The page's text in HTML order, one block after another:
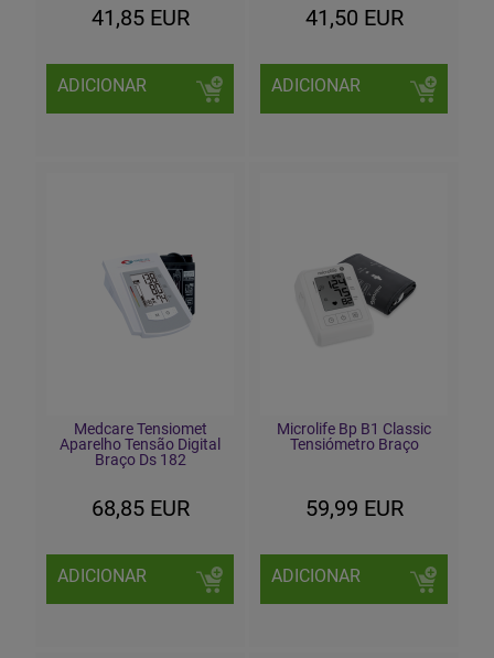
41,85 EUR
ADICIONAR
41,50 EUR
ADICIONAR
Medcare Tensiomet
Aparelho Tensão Digital
Braço Ds 182
68,85 EUR
ADICIONAR
Microlife Bp B1 Classic
Tensiómetro Braço
59,99 EUR
ADICIONAR